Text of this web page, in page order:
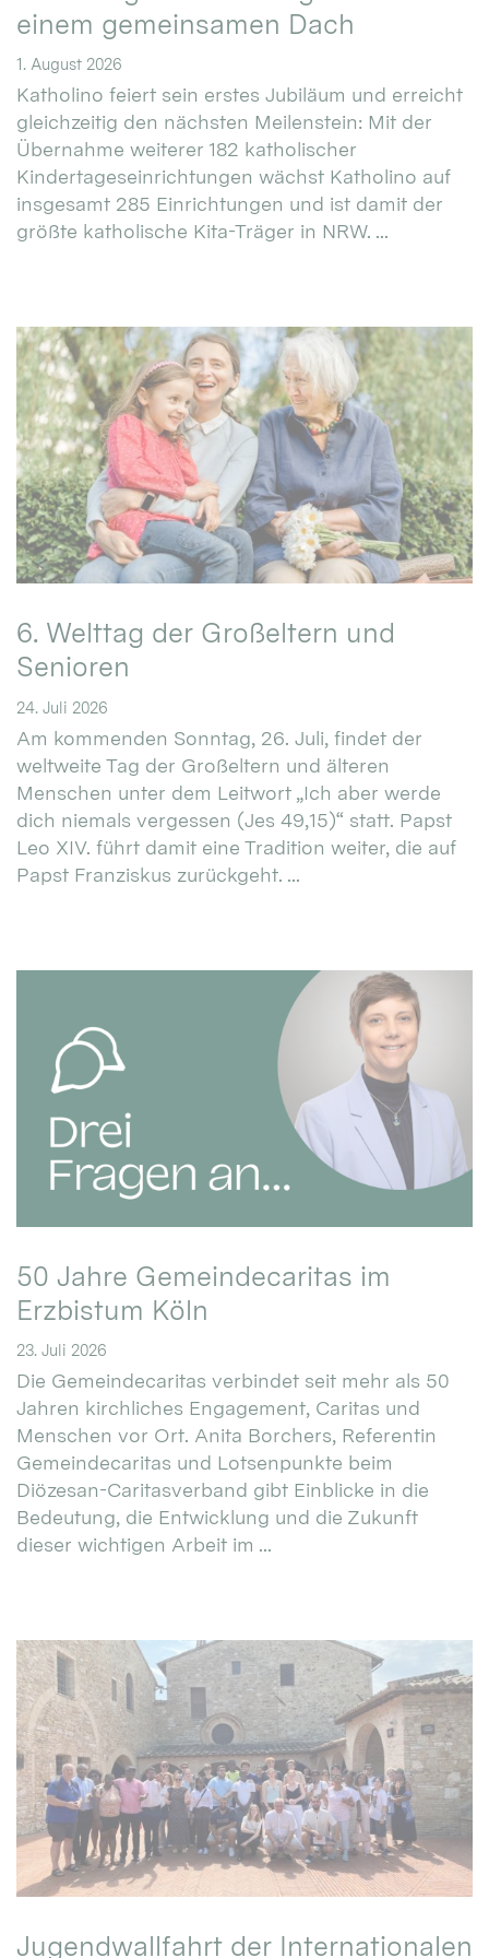
einem gemeinsamen Dach
1. August 2026
Katholino feiert sein erstes Jubiläum und erreicht
gleichzeitig den nächsten Meilenstein: Mit der
Übernahme weiterer 182 katholischer
Kindertageseinrichtungen wächst Katholino auf
insgesamt 285 Einrichtungen und ist damit der
größte katholische Kita-Träger in NRW. ...
6. Welttag der Großeltern und
Senioren
24. Juli 2026
Am kommenden Sonntag, 26. Juli, findet der
weltweite Tag der Großeltern und älteren
Menschen unter dem Leitwort „Ich aber werde
dich niemals vergessen (Jes 49,15)“ statt. Papst
Leo XIV. führt damit eine Tradition weiter, die auf
Papst Franziskus zurückgeht. ...
50 Jahre Gemeindecaritas im
Erzbistum Köln
23. Juli 2026
Die Gemeindecaritas verbindet seit mehr als 50
Jahren kirchliches Engagement, Caritas und
Menschen vor Ort. Anita Borchers, Referentin
Gemeindecaritas und Lotsenpunkte beim
Diözesan-Caritasverband gibt Einblicke in die
Bedeutung, die Entwicklung und die Zukunft
dieser wichtigen Arbeit im ...
Jugendwallfahrt der Internationalen